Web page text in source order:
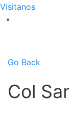
Visitanos
Go Back
Col